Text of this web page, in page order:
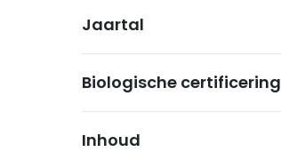
Jaartal
Biologische certificering
Inhoud